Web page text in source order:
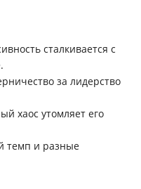
сталкивается с
за лидерство
хаос утомляет его
темп и разные